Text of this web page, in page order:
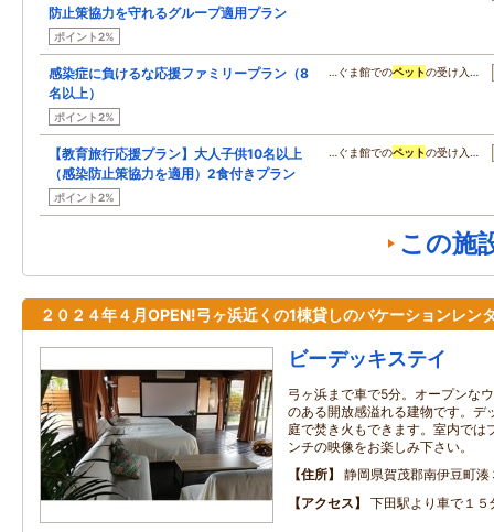
防止策協力を守れるグループ適用プラン
ポイント2%
感染症に負けるな応援ファミリープラン（8
名以上）
ポイント2%
…ぐま館でのペットの受け入…
【教育旅行応援プラン】大人子供10名以上
（感染防止策協力を適用）2食付きプラン
ポイント2%
…ぐま館でのペットの受け入…
この施
２０２４年４月OPEN!弓ヶ浜近くの1棟貸しのバケーションレン
ビーデッキステイ
弓ヶ浜まで車で5分。オープンな
のある開放感溢れる建物です。デ
庭で焚き火もできます。室内では
ンチの映像をお楽しみ下さい。
住所
静岡県賀茂郡南伊豆町湊
アクセス
下田駅より車で１５